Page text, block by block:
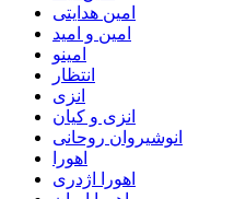
امین هدایتی
امین و امید
امینو
انتظار
انزی
انزی و کیان
انوشیروان روحانی
اهورا
اهورا اژدری